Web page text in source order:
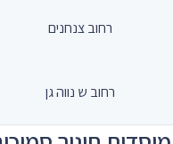
רחוב צנחנים
רחוב ש נווה גן